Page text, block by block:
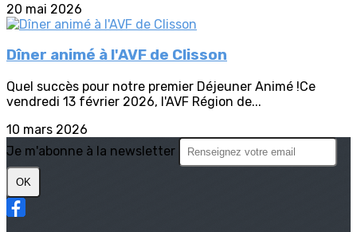
20 mai 2026
Dîner animé à l'AVF de Clisson
Quel succès pour notre premier Déjeuner Animé !Ce
vendredi 13 février 2026, l'AVF Région de...
10 mars 2026
Je m'abonne à la newsletter
OK